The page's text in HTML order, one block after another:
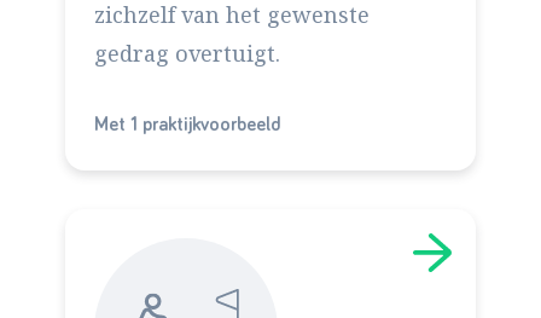
zichzelf van het gewenste
gedrag overtuigt.
Met 1 praktijkvoorbeeld